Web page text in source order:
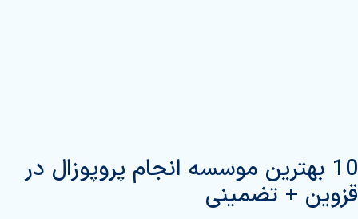
10 بهترین موسسه انجام پروپوزال در
قزوین + تضمینی